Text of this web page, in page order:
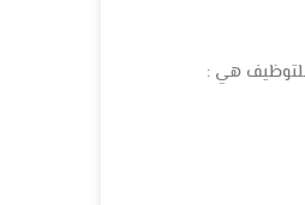
للتوظيف هي :